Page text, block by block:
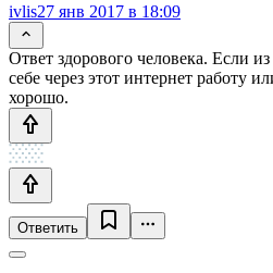
ivlis27 янв 2017 в 18:09
Ответ здорового человека. Если
себе через этот интернет работу
хорошо.
Ответить